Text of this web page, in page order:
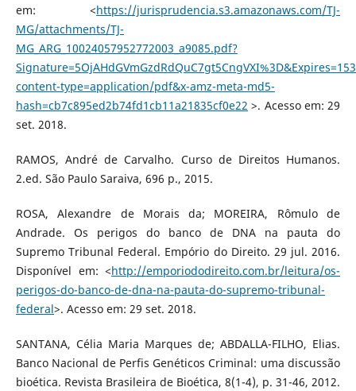
em: <https://jurisprudencia.s3.amazonaws.com/TJ-
MG/attachments/TJ-
MG_ARG_10024057952772003_a9085.pdf?
content-type=application/pdf&x-amz-meta-md5-
hash=cb7c895ed2b74fd1cb11a21835cf0e22 >. Acesso em: 29
set. 2018.
RAMOS, André de Carvalho. Curso de Direitos Humanos.
2.ed. São Paulo Saraiva, 696 p., 2015.
ROSA, Alexandre de Morais da; MOREIRA, Rômulo de
Andrade. Os perigos do banco de DNA na pauta do
Supremo Tribunal Federal. Empório do Direito. 29 jul. 2016.
Disponível em: <http://emporiododireito.com.br/leitura/os-
perigos-do-banco-de-dna-na-pauta-do-supremo-tribunal-
federal>. Acesso em: 29 set. 2018.
SANTANA, Célia Maria Marques de; ABDALLA-FILHO, Elias.
Banco Nacional de Perfis Genéticos Criminal: uma discussão
bioética. Revista Brasileira de Bioética, 8(1-4), p. 31-46, 2012.